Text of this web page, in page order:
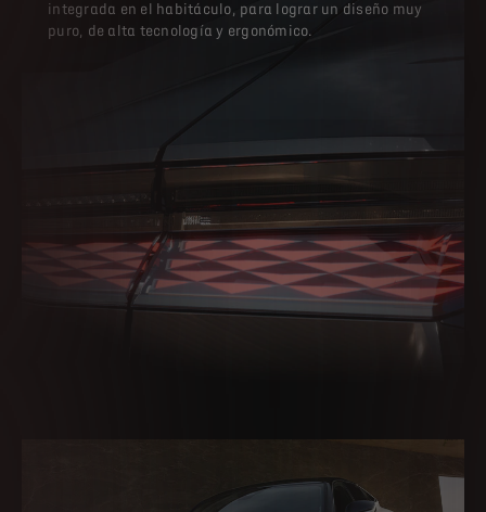
integrada en el habitáculo, para lograr un diseño muy
puro, de alta tecnología y ergonómico.